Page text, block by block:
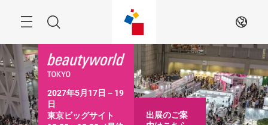
す
る
索
JA
2027年5月17日－19
日
東京ビッグサイト
出展のご案